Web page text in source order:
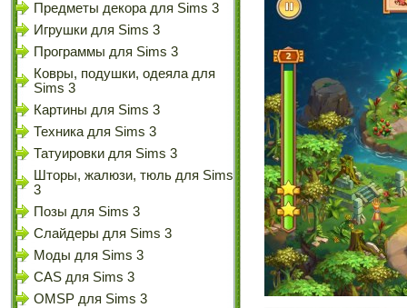
Предметы декора для Sims 3
Игрушки для Sims 3
Программы для Sims 3
Ковры, подушки, одеяла для
Sims 3
Картины для Sims 3
Техника для Sims 3
Татуировки для Sims 3
Шторы, жалюзи, тюль для Sims
3
Позы для Sims 3
Слайдеры для Sims 3
Моды для Sims 3
CAS для Sims 3
OMSP для Sims 3